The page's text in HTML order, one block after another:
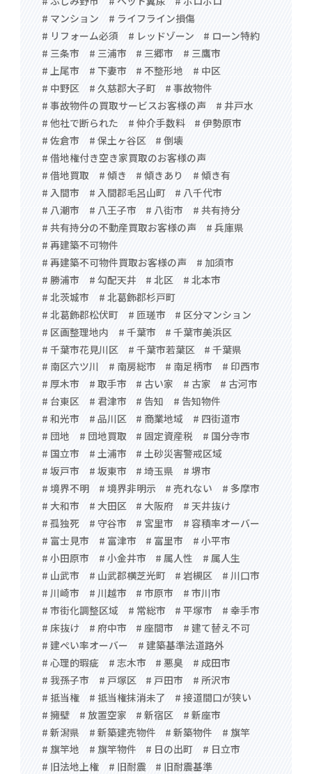
# マンション
# ライフライン損傷
# リフォーム必須
# レッドゾーン
# ローン特約
# 三条市
# 三浦市 # 三郷市
# 三鷹市
# 上尾市
# 下妻市 # 不整形地
# 中区
# 中野区
# 久慈郡大子町
# 事故物件
# 事故物件の買取サービスお客様の声
# 井戸水
# 他社で断られた
# 仲介手数料
# 伊勢原市
# 佐倉市
# 保土ヶ谷区
# 倒壊
# 借地権付き空き家買取のお客様の声
# 借地買取
# 傾き # 傾きあり
# 傾き有
# 入間市
# 入間郡毛呂山町
# 八千代市
# 八潮市
# 八王子市 # 八街市
# 共有持分
# 共有持分の不動産買取お客様の声
# 兵庫県
# 再建築不可物件
# 再建築不可物件買取お客様の声
# 加須市
# 勝浦市
# 勾配天井 # 北区
# 北本市
# 北茨城市
# 北葛飾郡杉戸町
# 北葛飾郡松伏町
# 匝瑳市
# 区分マンション
# 区画整理地内
# 千葉市
# 千葉市美浜区
# 千葉市花見川区
# 千葉市若葉区
# 千葉県
# 南区六ツ川
# 南房総市 # 南足柄市
# 印西市
# 厚木市
# 取手市 # 古い家 # 古家
# 古河市
# 台東区
# 君津市 # 告知
# 告知物件
# 和光市
# 品川区 # 商業地域
# 四街道市
# 団地
# 団地買取 # 固定資産税
# 国分寺市
# 国立市
# 土浦市
# 土砂災害警戒区域
# 坂戸市
# 坂東市 # 埼玉県
# 堺市
# 境界不明
# 境界非明示 # 売れない
# 多摩市
# 大和市
# 大田区 # 大阪府
# 天井抜け
# 孤独死
# 守谷市 # 宮里市
# 容積率オーバー
# 富士見市
# 富津市 # 富里市
# 小平市
# 小田原市
# 小金井市 # 属人性
# 属人生
# 山武市
# 山武郡横芝光町 # 岩槻区
# 川口市
# 川崎市
# 川越市 # 市原市
# 市川市
# 市街化調整区域
# 常総市 # 平塚市
# 幸手市
# 床抜け
# 府中市 # 座間市
# 建て替え不可
# 建ぺい率オーバー
# 建築基準法道路外
# 心理的瑕疵
# 志木市 # 悪臭
# 成田市
# 我孫子市
# 戸塚区 # 戸田市
# 所沢市
# 抵当権
# 抵当権抹消未了
# 接道間口が狭い
# 擁壁
# 放置空家 # 新宿区
# 新座市
# 新潟県
# 新築建売物件 # 新築物件
# 旗竿
# 旗竿地
# 旗竿物件 # 日の出町
# 日立市
# 旧法地上権
# 旧耐震
# 旧耐震基準